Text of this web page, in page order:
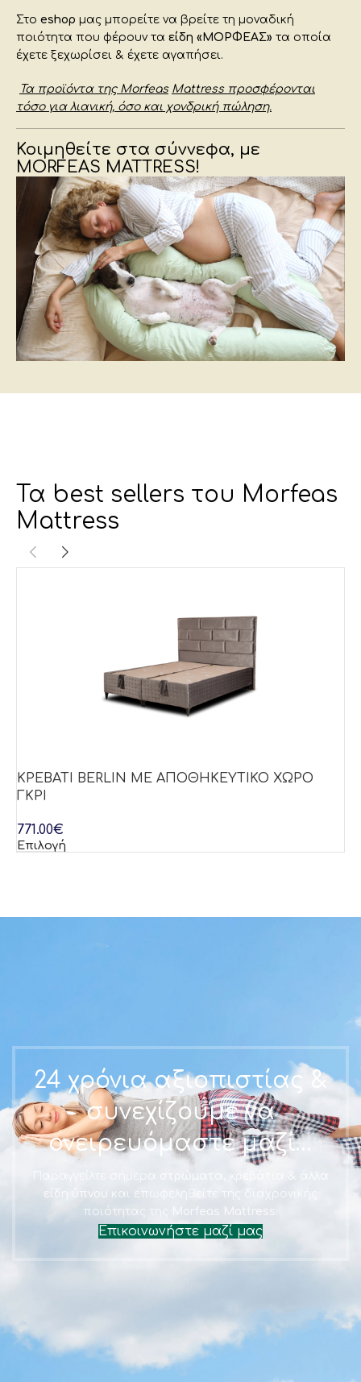
Στο eshop μας μπορείτε να βρείτε τη μοναδική
ποιότητα που φέρουν τα είδη «ΜΟΡΦΕΑΣ» τα οποία
έχετε ξεχωρίσει & έχετε αγαπήσει.
Τα προϊόντα της Morfeas Mattressπροσφέρονται
τόσο για λιανική, όσο και χονδρική πώληση.
Κοιμηθείτε στα σύννεφα, με
MORFEAS MATTRESS!
Τα best sellers του Morfeas
Mattress
ΚΡΕΒΑΤΙ BERLIN ΜΕ ΑΠΟΘΗΚΕΥΤΙΚΟ ΧΩΡΟ
ΓΚΡΙ
771.00€
Επιλογή
24 χρόνια αξιοπιστίας &
συνεχίζουμε να
ονειρευόμαστε μαζί…
είδη ύπνου και επωφεληθείτε της διαχρονικής
ποιότητας της
Morfeas Mattress.
Επικοινωνήστε μαζί μας